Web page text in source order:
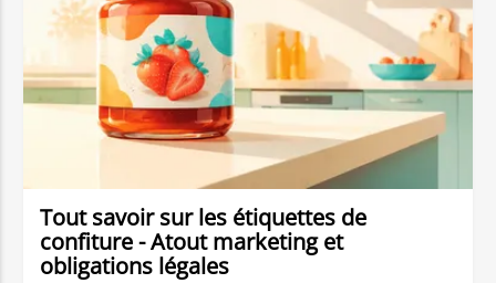
Tout savoir sur les étiquettes de
confiture - Atout marketing et
obligations légales